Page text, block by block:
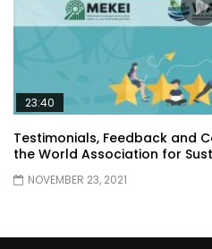
23:40
Testimonials, Feedback and
the World Association for
NOVEMBER 23, 2021